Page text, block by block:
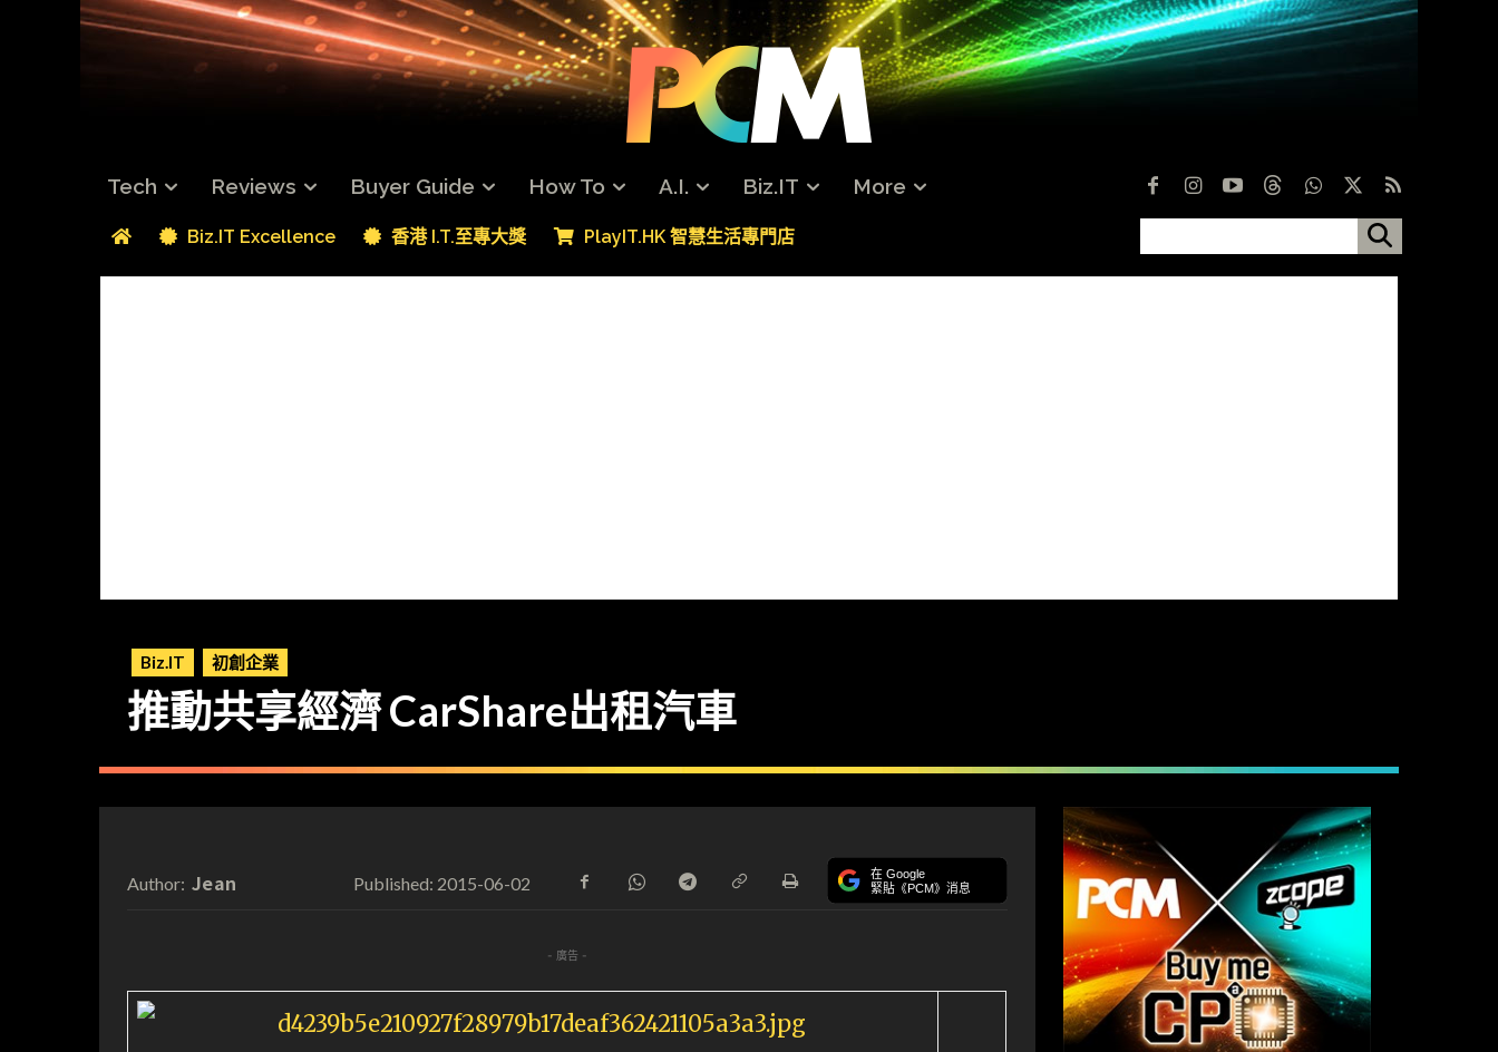
Tech Reviews Buyer Guide How To A.I. Biz.IT More
Biz.IT Excellence 香港 I.T.至專大獎 PlayIT.HK 智慧生活專門店
Biz.IT 初創企業
推動共享經濟 CarShare出租汽車
Author: Jean Published: 2015-06-02 在 Google
緊貼《PCM》消息
- 廣告 -